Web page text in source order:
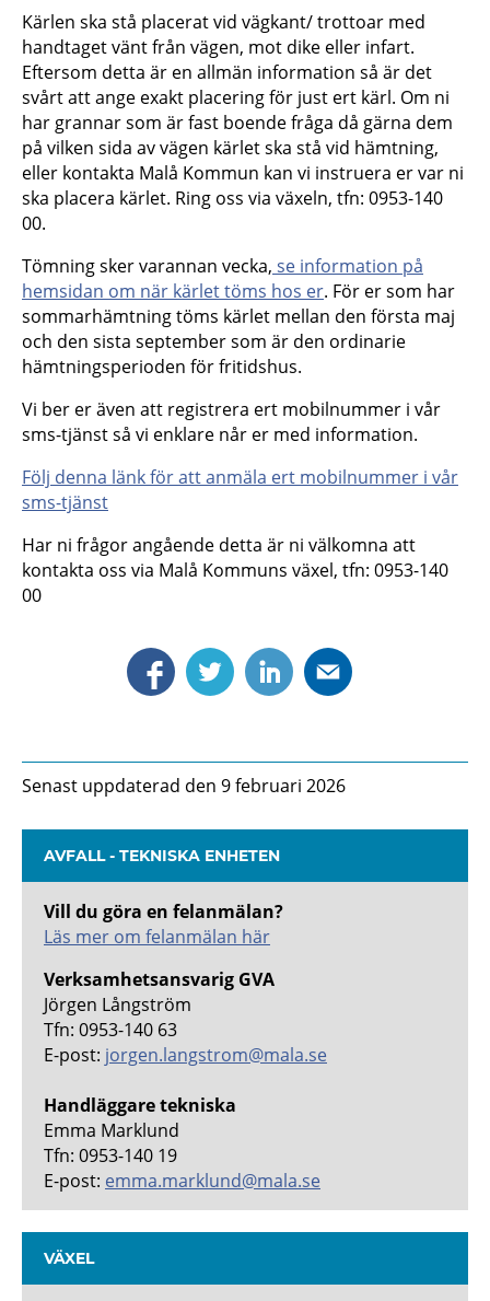
Kärlen ska stå placerat vid vägkant/ trottoar med
handtaget vänt från vägen, mot dike eller infart.
Eftersom detta är en allmän information så är det
svårt att ange exakt placering för just ert kärl. Om ni
har grannar som är fast boende fråga då gärna dem
på vilken sida av vägen kärlet ska stå vid hämtning,
eller kontakta Malå Kommun kan vi instruera er var ni
ska placera kärlet. Ring oss via växeln, tfn: 0953-140
00.
Tömning sker varannan vecka, se information på
hemsidan om när kärlet töms hos er. För er som har
sommarhämtning töms kärlet mellan den första maj
och den sista september som är den ordinarie
hämtningsperioden för fritidshus.
Vi ber er även att registrera ert mobilnummer i vår
sms-tjänst så vi enklare når er med information.
Följ denna länk för att anmäla ert mobilnummer i vår
sms-tjänst
Har ni frågor angående detta är ni välkomna att
kontakta oss via Malå Kommuns växel, tfn: 0953-140
00
Senast uppdaterad den 9 februari 2026
AVFALL - TEKNISKA ENHETEN
Vill du göra en felanmälan?
Läs mer om felanmälan här
Verksamhetsansvarig GVA
Jörgen Långström
Tfn: 0953-140 63
E-post: jorgen.langstrom@mala.se
Handläggare tekniska
Emma Marklund
Tfn: 0953-140 19
E-post: emma.marklund@mala.se
VÄXEL